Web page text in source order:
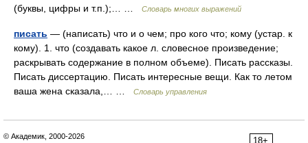
(буквы, цифры и т.п.);… …
Словарь многих выражений
писать — (написать) что и о чем; про кого что; кому (устар. к
кому). 1. что (создавать какое л. словесное произведение;
раскрывать содержание в полном объеме). Писать рассказы.
Писать диссертацию. Писать интересные вещи. Как то летом
ваша жена сказала,… …
Словарь управления
18+
© Академик, 2000-2026